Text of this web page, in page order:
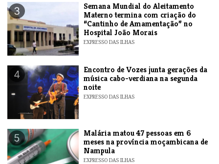
3
Semana Mundial do Aleitamento
Materno termina com criação do
“Cantinho de Amamentação” no
Hospital João Morais
EXPRESSO DAS ILHAS
4
Encontro de Vozes junta gerações da
música cabo-verdiana na segunda
noite
EXPRESSO DAS ILHAS
5
​Malária matou 47 pessoas em 6
meses na província moçambicana de
Nampula
EXPRESSO DAS ILHAS